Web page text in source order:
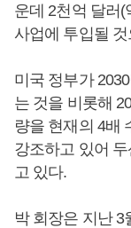
운데 2천억 달러(
사업에 투입될
미국 정부가
는 것을 비롯해
량을 현재의 4배
강조하고 있어
고 있다.
박 회장은 지난 3